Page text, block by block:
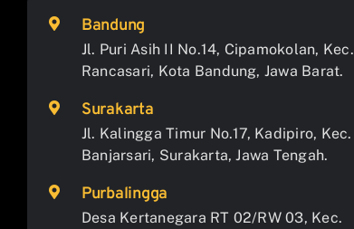
Bandung
Jl. Puri Asih II No.14, Cipamokolan, Kec.
Rancasari, Kota Bandung, Jawa Barat.
Surakarta
Jl. Kalingga Timur No.17, Kadipiro, Kec.
Banjarsari, Surakarta, Jawa Tengah.
Purbalingga
Desa Kertanegara RT 02/RW 03, Kec.